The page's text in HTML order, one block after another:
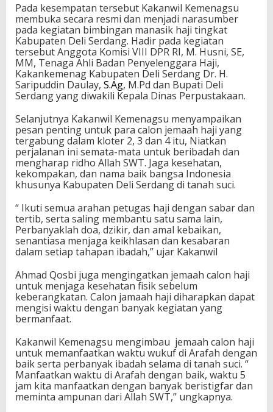
Pada kesempatan tersebut Kakanwil Kemenagsu
membuka secara resmi dan menjadi narasumber
pada kegiatan bimbingan manasik haji tingkat
Kabupaten Deli Serdang. Hadir pada kegiatan
tersebut Anggota Komisi VIII DPR RI, M. Husni, SE,
MM, Tenaga Ahli Badan Penyelenggara Haji,
Kakankemenag Kabupaten Deli Serdang Dr. H.
Saripuddin Daulay, S.Ag, M.Pd dan Bupati Deli
Serdang yang diwakili Kepala Dinas Perpustakaan.
Selanjutnya Kakanwil Kemenagsu menyampaikan
pesan penting untuk para calon jemaah haji yang
tergabung dalam kloter 2, 3 dan 4 itu, Niatkan
perjalanan ini semata-mata untuk beribadah dan
mengharap ridho Allah SWT. Jaga kesehatan,
kekompakan, dan nama baik bangsa Indonesia
khusunya Kabupaten Deli Serdang di tanah suci.
“ Ikuti semua arahan petugas haji dengan sabar dan
tertib, serta saling membantu satu sama lain,
Perbanyaklah doa, dzikir, dan amal kebaikan,
senantiasa menjaga keikhlasan dan kesabaran
dalam setiap tahapan ibadah,” ujar Kakanwil
Ahmad Qosbi juga mengingatkan jemaah calon haji
untuk menjaga kesehatan fisik sebelum
keberangkatan. Calon jamaah haji diharapkan dapat
mengisi waktu dengan banyak kegiatan yang
bermanfaat.
Kakanwil Kemenagsu mengimbau jemaah calon haji
untuk memanfaatkan waktu wukuf di Arafah dengan
baik serta perbanyak ibadah selama di tanah suci. “
Manfaatkan waktu di Arafah dengan baik, waktu 5
jam kita manfaatkan dengan banyak beristigfar dan
meminta ampunan dari Allah SWT,” ungkapnya.